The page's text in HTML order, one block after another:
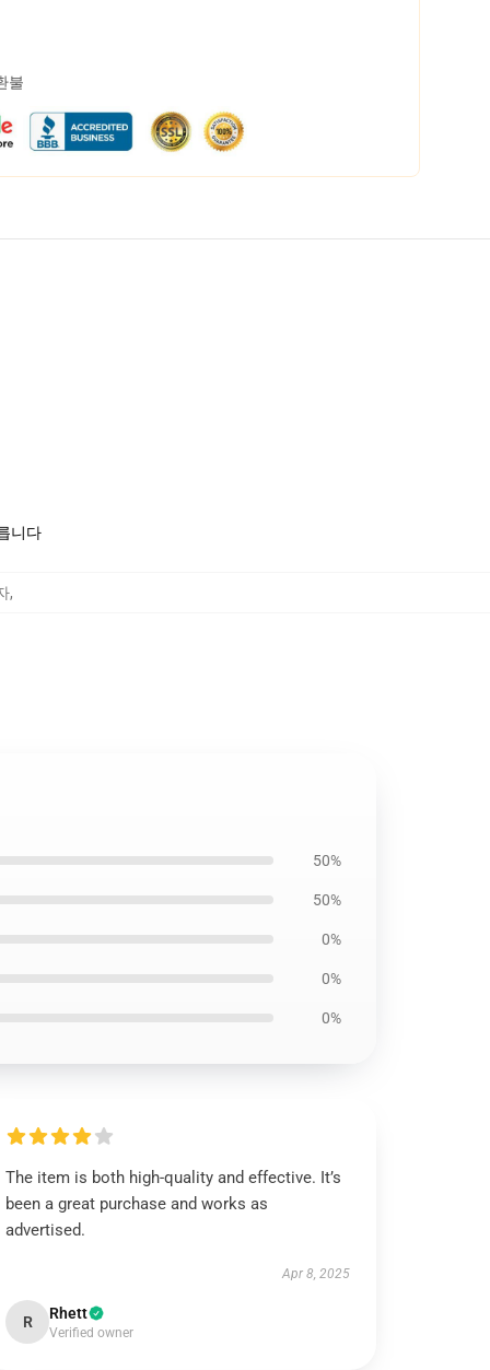
불
니다
,
50%
50%
0%
0%
0%
The item is both high-quality and effective. It’s
been a great purchase and works as
advertised.
Apr 8, 2025
R Rhett
Verified owner